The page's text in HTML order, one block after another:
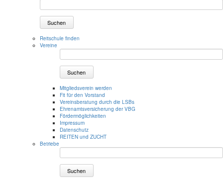
Suchen
Reitschule finden
Vereine
Suchen
Mitgliedsverein werden
Fit für den Vorstand
Vereinsberatung durch die LSBs
Ehrenamtsversicherung der VBG
Fördermöglichkeiten
Impressum
Datenschutz
REITEN und ZUCHT
Betriebe
Suchen